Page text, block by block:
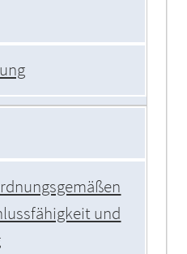
und